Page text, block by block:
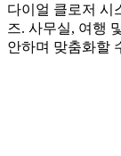
다이얼 클로저 시
즈. 사무실, 여행
안하며 맞춤화할